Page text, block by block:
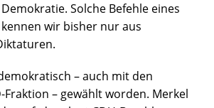
Solche Befehle eines
wir bisher nur aus
– auch mit den
Fraktion – gewählt worden. Merkel